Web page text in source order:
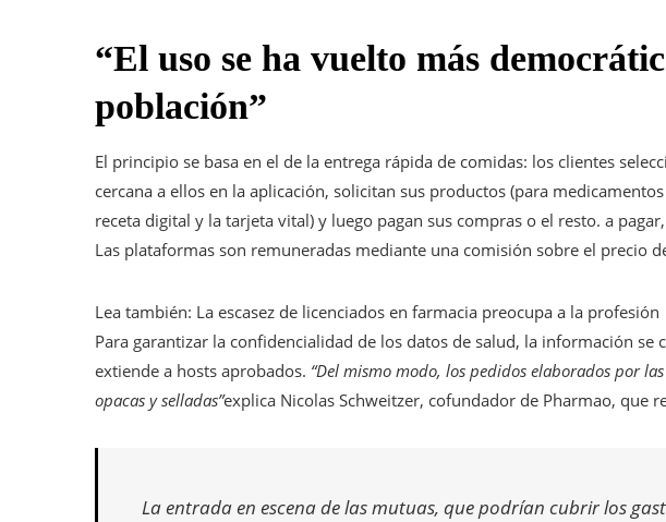
“El uso se ha vuelto más
población”
El principio se basa en el de la entrega rápida de comidas: los clientes
cercana a ellos en la aplicación, solicitan sus productos (para
receta digital y la tarjeta vital) y luego pagan sus compras o el resto. a
Las plataformas son remuneradas mediante una comisión sobre el precio
Lea también: Artículo
reservado
para
nuestros
La escasez de licenciados en farmacia preocupa a la profesión
Para garantizar la confidencialidad de los datos de salud, la información se
extiende a hosts aprobados. “Del mismo modo, los pedidos elaborados por
opacas y selladas”explica Nicolas Schweitzer, cofundador de Pharmao, que
La entrada en escena de las mutuas, que podrían cubrir los